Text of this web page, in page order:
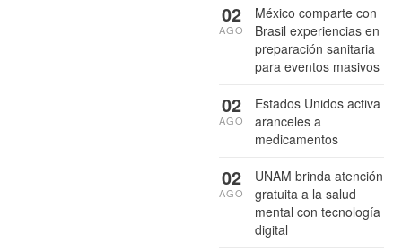
México comparte con
Brasil experiencias en
preparación sanitaria
para eventos masivos
02
AGO
Estados Unidos activa
aranceles a
medicamentos
02
AGO
UNAM brinda atención
gratuita a la salud
mental con tecnología
digital
02
AGO